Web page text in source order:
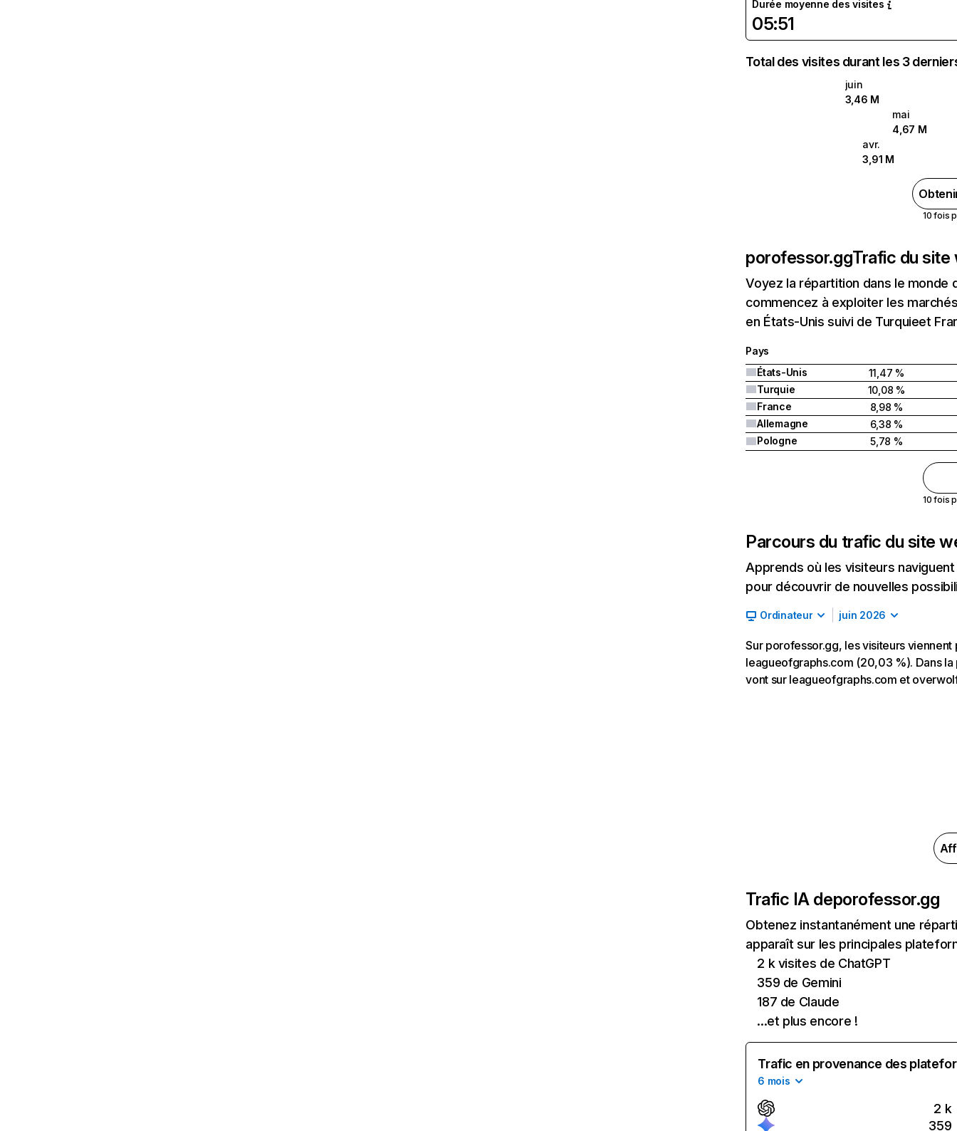
Durée moyenne des visites
05:51
Total des visites durant les 3
juin
3,46 M
mai
4,67 M
avr.
3,91 M
10 fois
porofessor.ggTrafic du site
Voyez la répartition dans le
commencez à exploiter les
en États-Unis suivi de Turquieet
Pays
États-Unis
11,47 %
Turquie
10,08 %
France
8,98 %
Allemagne
6,38 %
Pologne
5,78 %
10 fois
Parcours du trafic du site
Apprends où les visiteurs
pour découvrir de nouvelles
Ordinateur juin 2026
Sur porofessor.gg, les visiteurs
leagueofgraphs.com (20,03 %). Dans
vont sur leagueofgraphs.com et
Trafic IA deporofessor.gg
Obtenez instantanément une
apparaît sur les principales
2 k visites de ChatGPT
359 de Gemini
187 de Claude
...et plus encore !
Trafic en provenance des
6 mois
2 k
359